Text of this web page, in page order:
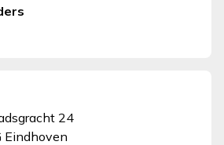
24
Eindhoven